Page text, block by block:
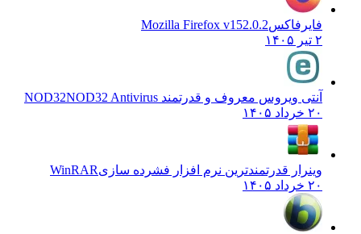
فایرفاکسMozilla Firefox v152.0.2
۲ تیر ۱۴۰۵
آنتی ویروس معروف و قدرتمند NOD32 NOD32 Antivirus
۲۰ خرداد ۱۴۰۵
وینرار قدرتمندترین نرم افزار فشرده سازیWinRAR
۲۰ خرداد ۱۴۰۵